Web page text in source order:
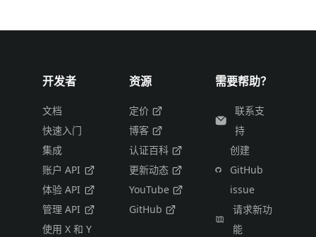
开发者
文档
快速入门
集成
账户 API
体验 API
管理 API
使用 X 和 Y
资源
定价
博客
认证百科
更新动态
YouTube
GitHub
需要帮助？
联系支
持
创建
GitHub
issue
请求新功
能